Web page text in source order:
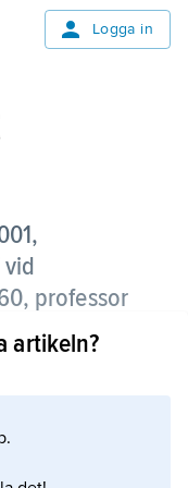
Logga in
professor
(IVA)
hos
artikeln?